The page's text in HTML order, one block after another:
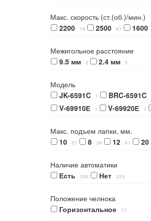
Макс. скорость (ст.(об.)/мин.)
2200
19 2500 67 1600
Межигольное расстояние
9.5 мм
3 2.4 мм 2
Модель
JK-6591C
1 BRC-6591C
V-69910Е 1 V-69920Е 1
Макс. подъем лапки, мм.
10
87 8 39 12 61 20
Наличие автоматики
Есть
394 Нет 225
Положение челнока
Горизонтальное
77